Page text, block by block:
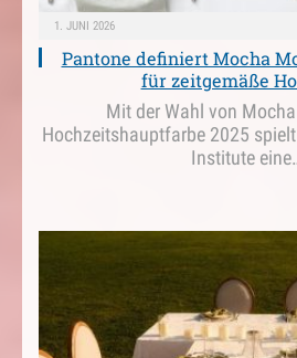
1. JUNI 2026
Pantone definiert Mocha
für zeitgemäße
Mit der Wahl von
Hochzeitshauptfarbe 2025
Institute